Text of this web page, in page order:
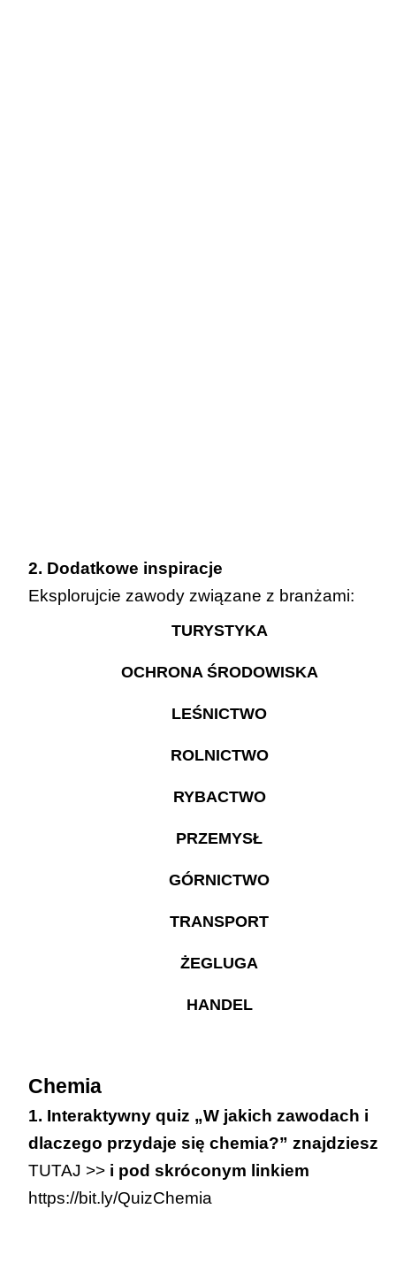
2. Dodatkowe inspiracje
Eksplorujcie zawody związane z branżami:
TURYSTYKA
OCHRONA ŚRODOWISKA
LEŚNICTWO
ROLNICTWO
RYBACTWO
PRZEMYSŁ
GÓRNICTWO
TRANSPORT
ŻEGLUGA
HANDEL
Chemia
1. Interaktywny quiz „W jakich zawodach i
dlaczego przydaje się chemia?” znajdziesz
TUTAJ >> i pod skróconym linkiem
https://bit.ly/QuizChemia